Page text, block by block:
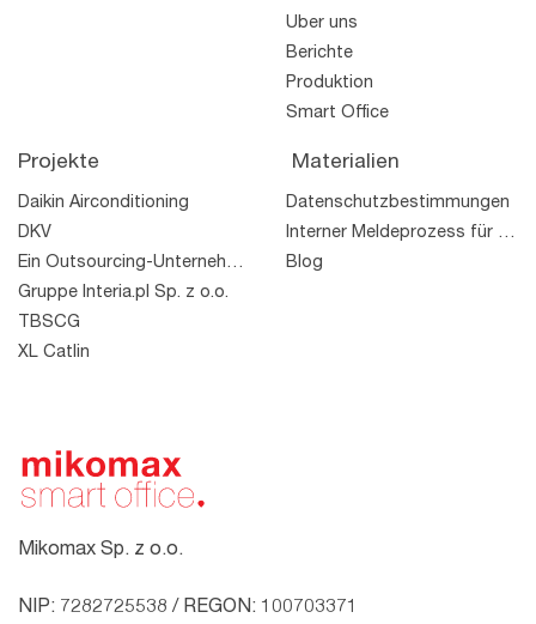
Mikomax Sp. z o.o.
NIP: 7282725538 / REGON: 100703371
Über uns
Berichte
Produktion
Smart Office
Projekte
Daikin Airconditioning
DKV
Ein Outsourcing-Unternehmen
Gruppe Interia.pl Sp. z o.o.
TBSCG
XL Catlin
Materialien
Datenschutzbestimmungen
Interner Meldeprozess für Rechtsverstöße
Blog